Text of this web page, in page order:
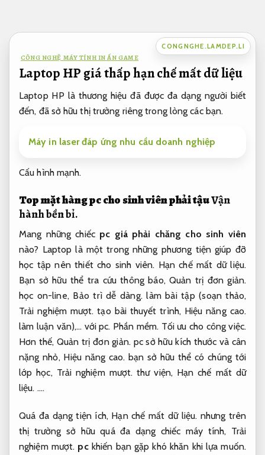
nội
CONGNGHE.LAMDEP.LI
CÔNG NGHỆ MÁY TÍNH IN ẤN GAME
Laptop HP giá thấp hạn chế mất dữ liệu
Laptop HP là thương hiệu đã được đa dạng người biết
đến, đã sở hữu thị trường riêng trong lòng các bạn.
Máy in laser đáp ứng nhu cầu doanh nghiệp
Cấu hình mạnh.
Top mặt hàng pc cho sinh viên phải tậuVận
hành bền bỉ.
Mang những chiếc pc giá phải chăng cho sinh viên
nào? Laptop là một trong những phương tiện giúp đỡ
học tập nên thiết cho sinh viên. Hạn chế mất dữ liệu.
Bạn sở hữu thể tra cứu thông báo,Quản trị đơn giản.
học on-line, Bảo trì dễ dàng.làm bài tập (soạn thảo,
Trải nghiệm mượt. tạo bài thuyết trình, Hiệu năng cao.
làm luận văn),… với pc. Phần mềm. Tối ưu cho công việc.
Hơn thế,Quản trị đơn giản.pc sở hữu kích thước và cân
nặng nhỏ, Hiệu năng cao. bạn sở hữu thể có chúng tới
lớp học, Trải nghiệm mượt. thư viện, Hạn chế mất dữ
liệu. .…
Quá đa dạng tiện ích, Hạn chế mất dữ liệu. nhưng trên
thị trường sở hữu quá đa dạng chiếc máy tính, Trải
nghiệm mượt. pckhiến bạn gặp khó khăn khi lựa muốn.